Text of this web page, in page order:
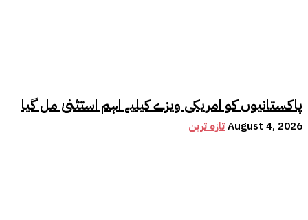
پاکستانیوں کو امریکی ویزے کیلیے اہم استثنیٰ مل گیا
تازہ ترینAugust 4, 2026